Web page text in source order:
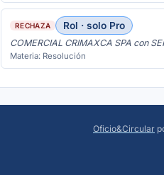
RECHAZA Rol · solo Pro
COMERCIAL CRIMAXCA SPA con
Materia: Resolución
Oficio&Circular